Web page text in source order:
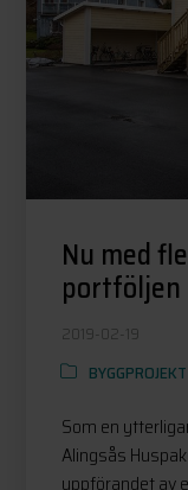
Nu med
portföljen
2019-02-19
BYGGPROJEKT
Som en
Alingsås
uppförandet av